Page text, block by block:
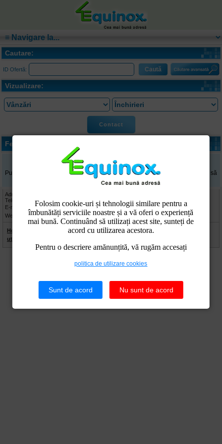
Folosim cookie-uri și tehnologii similare pentru a
îmbunătăți serviciile noastre și a vă oferi o experiență
mai bună. Continuând să utilizați acest site, sunteți de
acord cu utilizarea acestora.
Pentru o descriere amănunțită, vă rugăm accesați
politica de utilizare cookies
Sunt de acord Nu sunt de acord
Cautare:
ID Ofertă:
Vizualizare:
Contact
Ferme agricole de vanzare Ploiesti
Nu există imobile în această categorie.
Puteți să ne transmiteți cererea pe e-mail și noi vom căuta o proprietate care să
se potrivescă nevoilor dvs. Faceți clicaicipentru o cerere de oferta.
Adresa: Str. Ion Maiorescu nr.12, bloc 33S1, ap.3E, 100067 Ploiesti, jud. Prahova
Telefon: 0244-515676, Mobil: 0722-434022
E-mail:
office@equinox.ro
Web: www.equinox.ro
Home Site Map|Termeni Legali|Politica de
utilizare cookies